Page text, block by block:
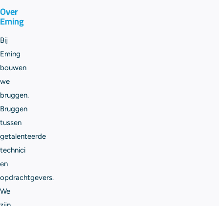
Over
Eming
Bij
Eming
bouwen
we
bruggen.
Bruggen
tussen
getalenteerde
technici
en
opdrachtgevers.
We